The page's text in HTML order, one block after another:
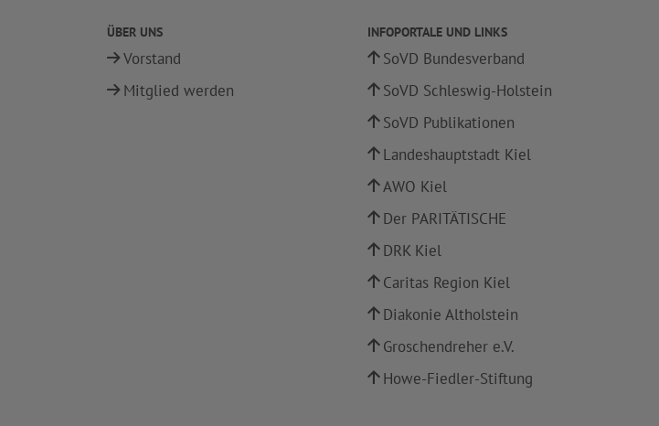
ÜBER UNS
Vorstand
Mitglied werden
INFOPORTALE UND LINKS
SoVD Bundesverband
SoVD Schleswig-Holstein
SoVD Publikationen
Landeshauptstadt Kiel
AWO Kiel
Der PARITÄTISCHE
DRK Kiel
Caritas Region Kiel
Diakonie Altholstein
Groschendreher e.V.
Howe-Fiedler-Stiftung